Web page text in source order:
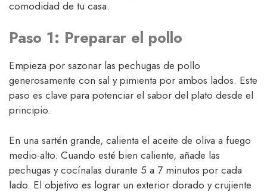
comodidad de tu casa.
Paso 1: Preparar el pollo
Empieza por sazonar las pechugas de pollo
generosamente con sal y pimienta por ambos lados. Este
paso es clave para potenciar el sabor del plato desde el
principio.
En una sartén grande, calienta el aceite de oliva a fuego
medio-alto. Cuando esté bien caliente, añade las
pechugas y cocínalas durante 5 a 7 minutos por cada
lado. El objetivo es lograr un exterior dorado y crujiente